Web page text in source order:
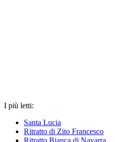
I più letti:
Santa Lucia
Ritratto di Zito Francesco
Ritratto Bianca di Navarra